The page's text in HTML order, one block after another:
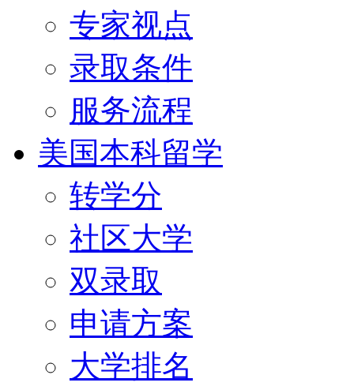
专家视点
录取条件
服务流程
美国本科留学
转学分
社区大学
双录取
申请方案
大学排名